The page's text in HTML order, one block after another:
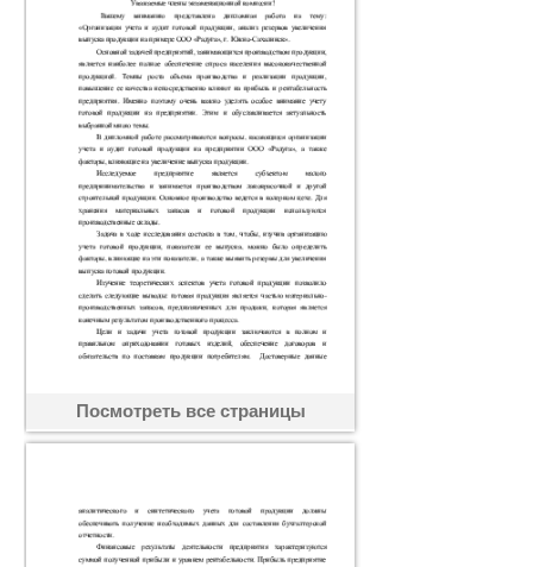
Посмотреть все страницы